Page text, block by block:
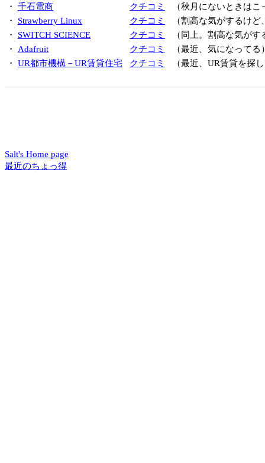
・ 千石電商 クチコミ
（秋月にないときはこ
・ Strawberry Linux クチコミ
（割高な気がするけど
・ SWITCH SCIENCE クチコミ
（同上。割高な気がす
・ Adafruit クチコミ
（最近、気になってる
・ UR都市機構－UR賃貸住宅 クチコミ （最近、UR賃貸を探
Salt's Home page
最近のちょっ得